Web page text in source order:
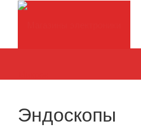
Эндоскопы